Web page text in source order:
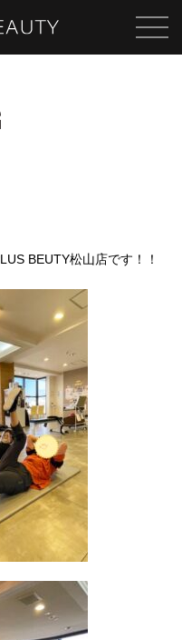
BEUTY松山店です！！